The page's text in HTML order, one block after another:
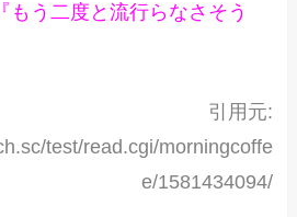
もう二度と流行らなさそう
引用元:
test/read.cgi/morningcoffe
e/1581434094/